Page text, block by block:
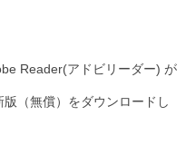
Reader(アドビリーダー) が
（無償）をダウンロードし